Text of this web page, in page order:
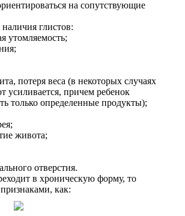
на сопутствующие
глистов:
утомляемость;
потеря веса (в некоторых случаях
усиливается, причем ребенок
только определенные продукты);
живота;
отверстия.
в хроническую форму, то
как: